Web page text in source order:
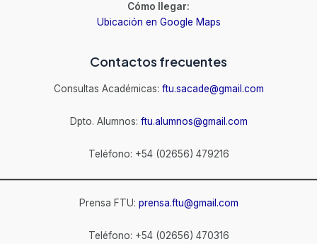
Cómo llegar:
Ubicación en Google Maps
Contactos frecuentes
Consultas Académicas: ftu.sacade@gmail.com
Dpto. Alumnos: ftu.alumnos@gmail.com
Teléfono: +54 (02656) 479216
Prensa FTU: prensa.ftu@gmail.com
Teléfono: +54 (02656) 470316